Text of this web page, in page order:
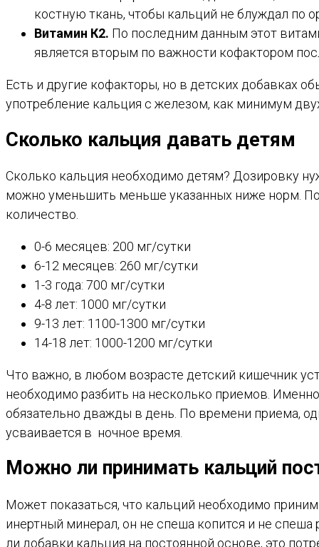
костную ткань, чтобы кальций не блуждал по
Витамин К2. По последним данным этот
является вторым по важности кофактором
Есть и другие кофакторы, но в детских добавках
употребление кальция с железом, как минимум
Сколько кальция давать детям
Сколько кальция необходимо детям? Дозировку
можно уменьшить меньше указанных ниже норм.
количество.
0-6 месяцев: 200 мг/сутки
6-12 месяцев: 260 мг/сутки
1-3 года: 700 мг/сутки
4-8 лет: 1000 мг/сутки
9-13 лет: 1100-1300 мг/сутки
14-18 лет: 1000-1200 мг/сутки
Что важно, в любом возрасте детский кишечник
необходимо разбить на несколько приемов.
обязательно дважды в день. По времени приема,
усваивается в ночное время.
Можно ли принимать кальций
Может показаться, что кальций необходимо
инертный минерал, он не спеша копится и не спеша
ли добавки кальция на постоянной основе, это